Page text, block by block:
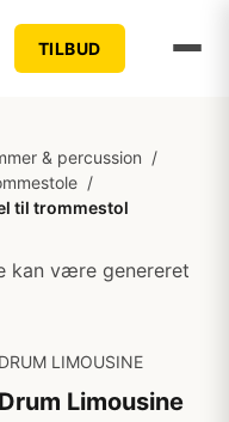
TILBUD
& percussion /
/
til trommestol
kan være genereret
DRUM LIMOUSINE
Drum Limousine